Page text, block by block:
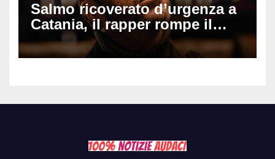
Salmo ricoverato d’urgenza a
Catania, il rapper rompe il
silenzio dopo la notte in
ospedale: come sta e cosa